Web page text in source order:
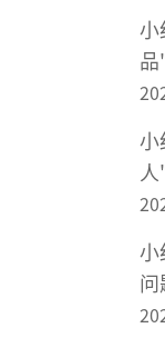
小
品
在
小
该
小
问